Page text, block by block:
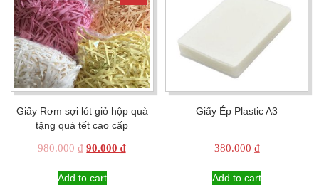
Giấy Rơm sợi lót giỏ hộp quà
tặng quà tết cao cấp
980.000₫ Original
was:
90.000₫Current
Add to cart
Giấy Ép Plastic A3
380.000 ₫
Add to cart